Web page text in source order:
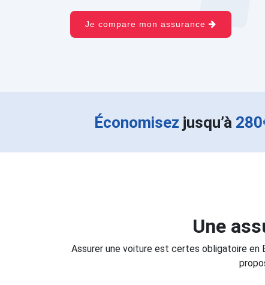
Je compare mon assurance
Économisez jusqu’à
Une
Assurer une voiture est certes obligatoire en